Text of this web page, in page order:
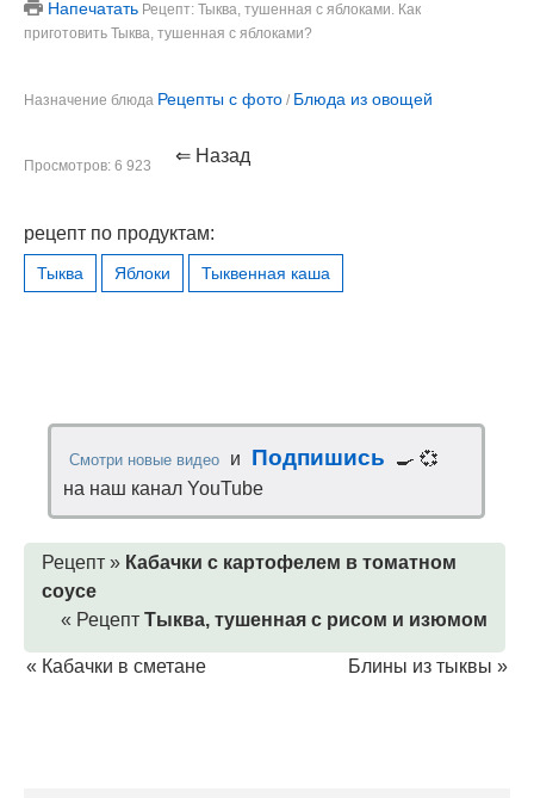
Напечатать Рецепт: Тыква, тушенная с яблоками. Как
приготовить Тыква, тушенная с яблоками?
Назначение блюда Рецепты с фото / Блюда из овощей
Просмотров: 6 923 ⇐ Назад
рецепт по продуктам:
Тыква Яблоки Тыквенная каша
Смотри новые видео и Подпишись
🍳 💞
на наш канал YouTube
Рецепт » Кабачки с картофелем в томатном
соусе
« Рецепт Тыква, тушенная с рисом и изюмом
« Кабачки в сметане Блины из тыквы »